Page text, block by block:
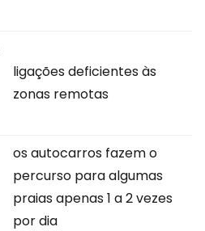
ligações deficientes às
zonas remotas
os autocarros fazem o
percurso para algumas
praias apenas 1 a 2 vezes
por dia